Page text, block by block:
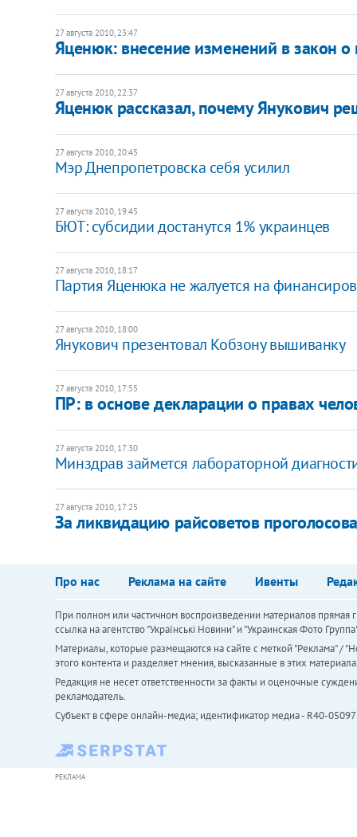
27 августа 2010, 23:47
Яценюк: внесение изменений в закон
27 августа 2010, 22:37
Яценюк рассказал, почему Янукович
27 августа 2010, 20:45
Мэр Днепропетровска себя усилил
27 августа 2010, 19:45
БЮТ: субсидии достанутся 1% украинцев
27 августа 2010, 18:17
Партия Яценюка не жалуется на
27 августа 2010, 18:00
Янукович презентовал Кобзону вышиванку
27 августа 2010, 17:55
ПР: в основе декларации о правах
27 августа 2010, 17:30
Минздрав займется лабораторной
27 августа 2010, 17:25
За ликвидацию райсоветов
Про нас Реклама на сайте Ивенты
При полном или частичном воспроизведении материалов прямая
ссылка на агентство "Українськi Новини" и "Украинская Фото
Материалы, которые размещаются на сайте с меткой "Реклама" /
этого контента и разделяет мнения, высказанные в этих
Редакция не несет ответственности за факты и оценочные
рекламодатель.
Субъект в сфере онлайн-медиа; идентификатор медиа - R40-05097
РЕКЛАМА